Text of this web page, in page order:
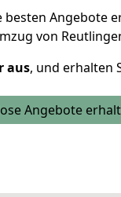
besten Angebote
von
aus, und erhalten
Angebote